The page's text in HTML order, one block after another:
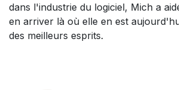
dans l'industrie du logiciel, Mich a
en arriver là où elle en est
des meilleurs esprits.